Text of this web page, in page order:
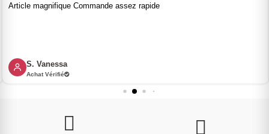
Article magnifique Commande assez rapide
S. Vanessa
Achat Vérifié